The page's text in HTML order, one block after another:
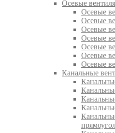
Осевые
Осевые
Осевые
Осевые
Осевые
Осевые
Осевые
Осевые
Канальные